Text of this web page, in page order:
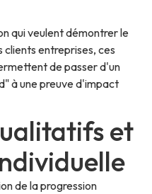
qui veulent démontrer le
clients entreprises, ces
de passer d'un
à une preuve d'impact
et
de la progression